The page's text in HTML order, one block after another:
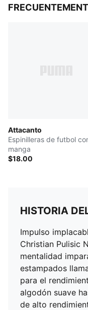
Attacanto
Espinilleras de futbol
manga
$18.00
HISTORIA
Impulso
Christian Pulisic
mentalidad
estampados
para el
algodón suave
de alto